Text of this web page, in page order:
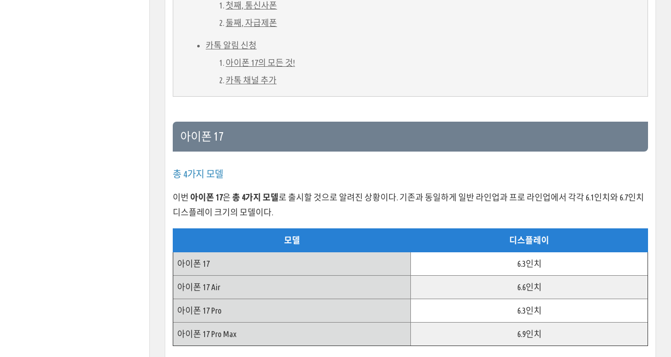
첫째, 통신사폰
둘째, 자급제폰
카톡 알림 신청
아이폰 17의 모든 것!
카톡 채널 추가
아이폰 17
총 4가지 모델
이번 아이폰 17은 총 4가지 모델로 출시할 것으로 알려진 상황이다. 기존과 동일하게 일반 라인업과 프로 라인업에서 각각 6.1인치와 6.7인치
디스플레이 크기의 모델이다.
모델 디스플레이
아이폰 17 6.3인치
아이폰 17 Air 6.6인치
아이폰 17 Pro 6.3인치
아이폰 17 Pro Max 6.9인치